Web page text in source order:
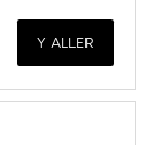
Y ALLER